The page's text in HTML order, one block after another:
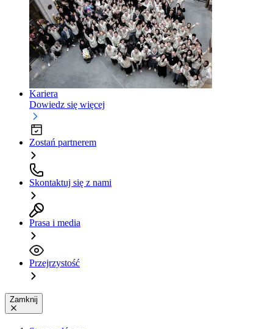
Kariera
Dowiedz się więcej
Zostań partnerem
Skontaktuj się z nami
Prasa i media
Przejrzystość
Zamknij